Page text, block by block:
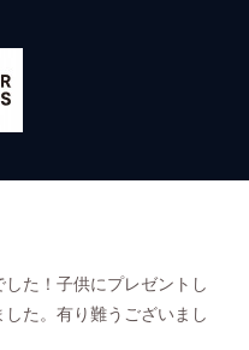
た！子供にプレゼントし
た。有り難うございまし